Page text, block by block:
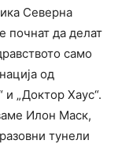
Северна
почнат да делат
само
од
и „Доктор Хаус“.
Илон Маск,
тунели